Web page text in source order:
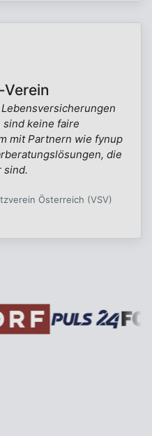
keine faire
mit Partnern wie fynup
die
sind.
Österreich (VSV)